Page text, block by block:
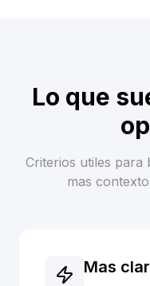
Lo que
Criterios utiles
mas
Mas